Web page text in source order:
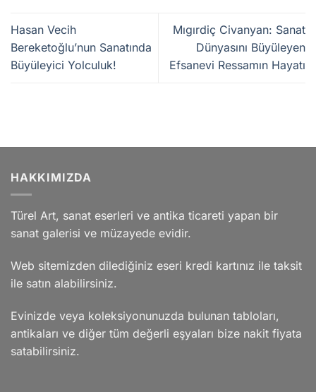
Hasan Vecih
Bereketoğlu’nun Sanatında
Büyüleyici Yolculuk!
Mıgırdiç Civanyan: Sanat
Dünyasını Büyüleyen
Efsanevi Ressamın Hayatı
HAKKIMIZDA
Türel Art, sanat eserleri ve antika ticareti yapan bir
sanat galerisi ve müzayede evidir.
Web sitemizden dilediğiniz eseri kredi kartınız ile taksit
ile satın alabilirsiniz.
Evinizde veya koleksiyonunuzda bulunan tabloları,
antikaları ve diğer tüm değerli eşyaları bize nakit fiyata
satabilirsiniz.